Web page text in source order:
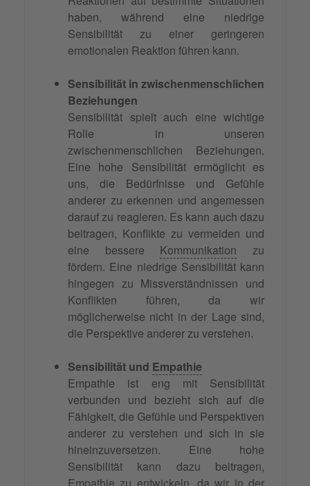
haben, während eine niedrige
Sensibilität zu einer geringeren
emotionalen Reaktion führen kann.
Sensibilität in zwischenmenschlichen
Beziehungen
Sensibilität spielt auch eine wichtige
Rolle in unseren
zwischenmenschlichen Beziehungen.
Eine hohe Sensibilität ermöglicht es
uns, die Bedürfnisse und Gefühle
anderer zu erkennen und angemessen
darauf zu reagieren. Es kann auch dazu
beitragen, Konflikte zu vermeiden und
eine bessere Kommunikation zu
fördern. Eine niedrige Sensibilität kann
hingegen zu Missverständnissen und
Konflikten führen, da wir
möglicherweise nicht in der Lage sind,
die Perspektive anderer zu verstehen.
Sensibilität und Empathie
Empathie ist eng mit Sensibilität
verbunden und bezieht sich auf die
Fähigkeit, die Gefühle und Perspektiven
anderer zu verstehen und sich in sie
hineinzuversetzen. Eine hohe
Sensibilität kann dazu beitragen,